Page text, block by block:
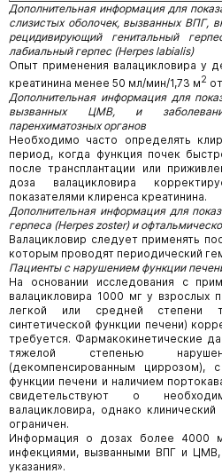
Дополнительная информация для
слизистых оболочек, вызванных ВПГ,
рецидивирующий генитальный
лабиальный герпес (Herpes labialis)
Опыт применения валацикловира у
креатинина менее 50 мл/мин/1,73 м2
Дополнительная информация для
вызванных ЦМВ, и
паренхиматозных органов
Необходимо часто определять
период, когда функция почек
после трансплантации или
доза валацикловира
показателями клиренса креатинина.
Дополнительная информация для
герпеса (Herpes zoster) и
Валацикловир следует применять
которым проводят периодический
Пациенты с нарушением функции
На основании исследования с
валацикловира 1000 мг у взрослых
легкой или средней степени
синтетической функции печени)
требуется. Фармакокинетические
тяжелой степенью
(декомпенсированным циррозом),
функции печени и наличием
свидетельствуют о
валацикловира, однако
ограничен.
Информация о дозах более 4000
инфекциями, вызванными ВПГ и
указания».